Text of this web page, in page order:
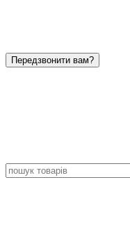
Передзвонити вам?